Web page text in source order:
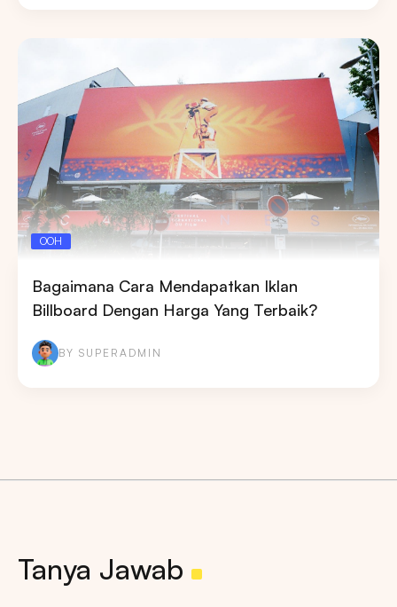
OOH
Bagaimana Cara Mendapatkan Iklan
Billboard Dengan Harga Yang Terbaik?
BY SUPERADMIN
Pencarian
Tanya Jawab